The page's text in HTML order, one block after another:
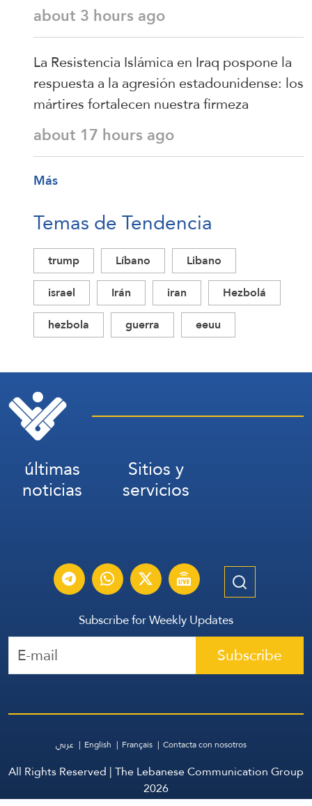
about 3 hours ago
La Resistencia Islámica en Iraq pospone la
respuesta a la agresión estadounidense: los
mártires fortalecen nuestra firmeza
about 17 hours ago
Más
Temas de Tendencia
trump Líbano
Libano
israel
Irán iran
Hezbolá
hezbola
guerra eeuu
últimas
noticias
Sitios y
servicios
Subscribe for Weekly Updates
Subscribe
عربي English Français Contacta con nosotros
All Rights Reserved | The Lebanese Communication Group
2026